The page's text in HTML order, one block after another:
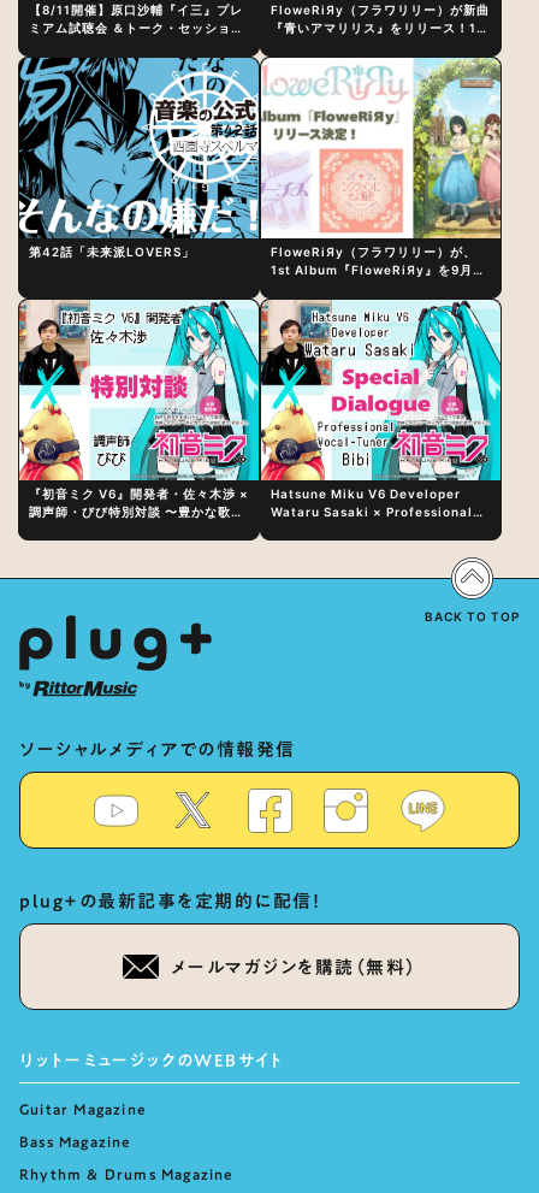
【8/11開催】原口沙輔『イ三』プレ
ミアム試聴会 ＆トーク・セッション
制作秘話
FloweRiЯy（フラワリリー）が新曲
『青いアマリリス』をリリース！1st
第42話「未来派LOVERS」
FloweRiЯy（フラワリリー）が、
1st Album『FloweRiЯy』を9月23
『初音ミク V6』開発者・佐々木渉 ×
調声師・びび特別対談 〜豊かな歌声
Hatsune Miku V6 Developer
Wataru Sasaki × Professional
Vocal Expression Lies in “Love
for the singing characters” and
ソーシャルメディアでの情報発信
plug+の最新記事を定期的に配信！
メールマガジンを購読（無料）
リットーミュージックのWEBサイト
Guitar Magazine
Bass Magazine
Rhythm & Drums Magazine
BACK TO TOP